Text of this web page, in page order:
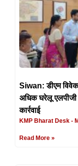
Siwan: डीएम
अधिक घरेलू एलपीजी
कार्रवाई
KMP Bharat Desk
Read More »